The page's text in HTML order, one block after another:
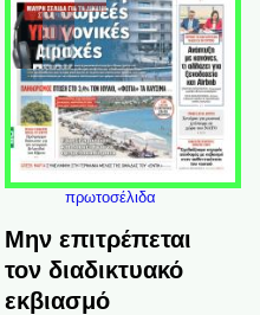
πρωτοσέλιδα
Μην επιτρέπεται
τον διαδικτυακό
εκβιασμό